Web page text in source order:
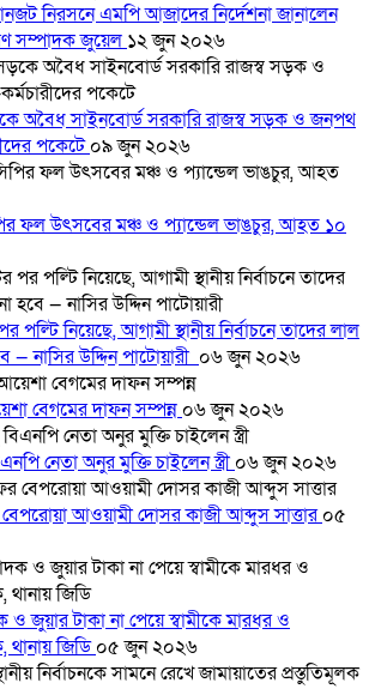
নিরসনে এমপি আজাদের নির্দেশনা জানালেন
সম্পাদক জুয়েল ১২ জুন ২০২৬
অবৈধ সাইনবোর্ড সরকারি রাজস্ব সড়ক ও জনপথ
পকেটে০৯ জুন ২০২৬
ফল উৎসবের মঞ্চ ও প্যান্ডেল ভাঙচুর, আহত ১০
পল্টি নিয়েছে, আগামী স্থানীয় নির্বাচনে তাদের লাল
— নাসির উদ্দিন পাটোয়ারী ০৬ জুন ২০২৬
বেগমের দাফন সম্পন্ন ০৬ জুন ২০২৬
নেতা অনুর মুক্তি চাইলেন স্ত্রী০৬ জুন ২০২৬
বেপরোয়া আওয়ামী দোসর কাজী আব্দুস সাত্তার০৫
ও জুয়ার টাকা না পেয়ে স্বামীকে মারধর ও
থানায় জিডি০৫ জুন ২০২৬